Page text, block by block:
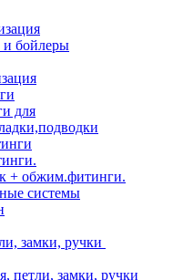
и бойлеры
для
+ обжим.фитинги.
системы
замки, ручки
петли, замки, ручки